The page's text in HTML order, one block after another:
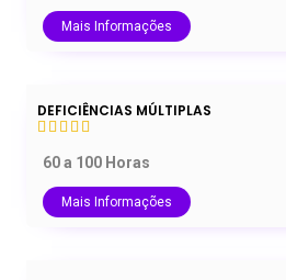
Mais Informações
DEFICIÊNCIAS MÚLTIPLAS
60 a 100 Horas
Mais Informações